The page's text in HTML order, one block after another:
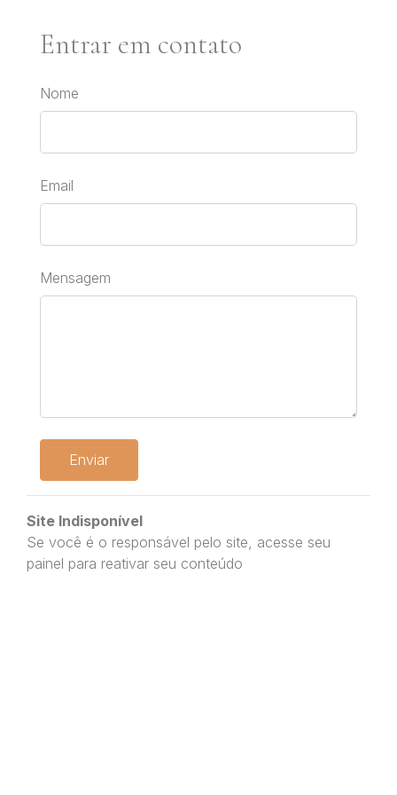
Entrar em contato
Nome
Email
Mensagem
Enviar
Site Indisponível
Se você é o responsável pelo site, acesse seu
painel para reativar seu conteúdo